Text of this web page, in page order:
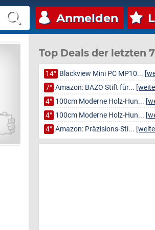
Anmelden
Top Deals der letzten
14° Blackview Mini PC MP10...
7° Amazon: BAZO Stift für...
4° 100cm Moderne Holz-Hun...
4° 100cm Moderne Holz-Hun...
4° Amazon: Präzisions-Sti...